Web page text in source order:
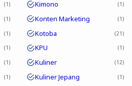
1 Kimono 1
1 Konten Marketing 1
1 Kotoba 21
1 KPU 1
1 Kuliner 12
1 Kuliner Jepang 1